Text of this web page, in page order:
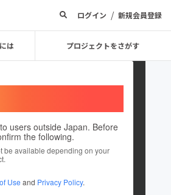
ログイン / 新規会員登録
は プロジェクトをさがす
users outside Japan. Before
the following.
be available depending on your
Use and Privacy Policy.
件のプロジェクトを投稿しています